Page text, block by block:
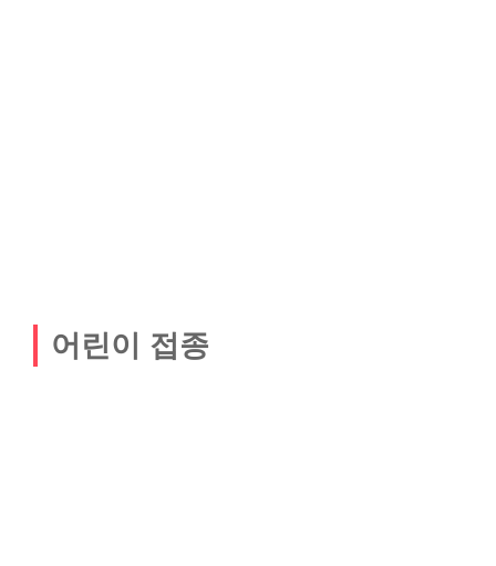
어린이 접종